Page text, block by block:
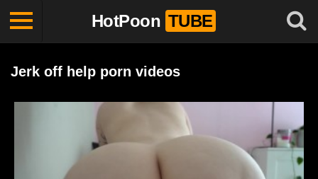
HotPoon TUBE
Jerk off help porn videos